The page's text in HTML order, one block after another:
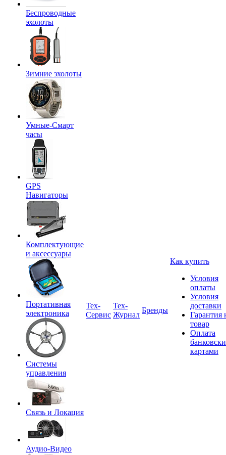
Беспроводные
эхолоты
Зимние эхолоты
Умные-Смарт
часы
GPS
Навигаторы
Комплектующие
и аксессуары
Портативная
электроника
Системы
управления
Связь и Локация
Аудио-Видео
Tex-
Сервис
Тех-
Журнал
Бренды
Как купить
Условия
оплаты
Условия
доставки
Гарантия
товар
Оплата
картами